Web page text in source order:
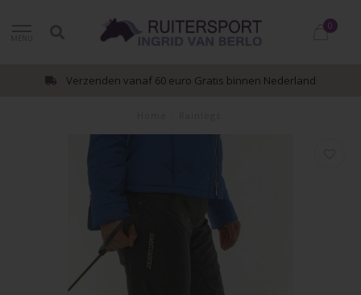
0
Verzenden vanaf 60 euro Gratis binnen Nederland